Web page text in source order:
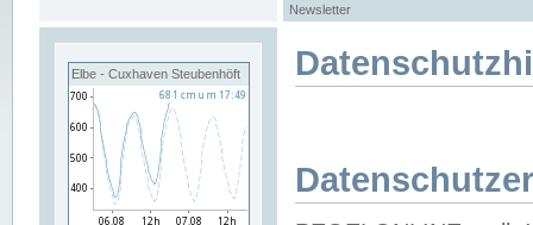
Newsletter
Elbe - Cuxhaven Steubenhöft